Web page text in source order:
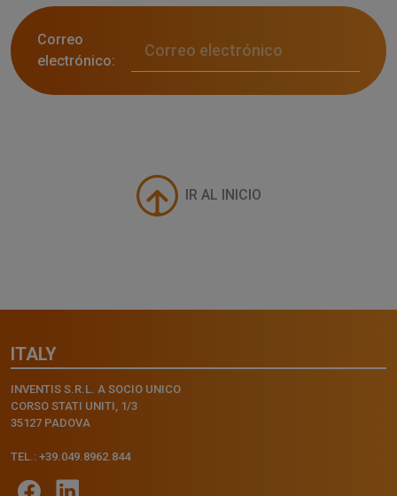
Correo
electrónico:
IR AL INICIO
ITALY
INVENTIS S.R.L. A SOCIO UNICO
CORSO STATI UNITI, 1/3
35127 PADOVA
TEL.: +39.049.8962.844